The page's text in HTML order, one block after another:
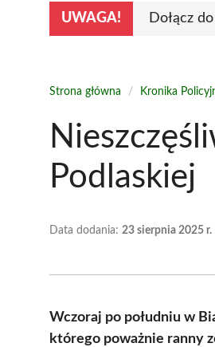
UWAGA! Dołącz
Strona główna / Kronika
Podlaskiej
Data dodania: 23 sierpnia 2025 r.
Wczoraj po południu w
którego poważnie ranny